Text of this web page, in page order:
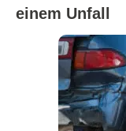
einem Unfall